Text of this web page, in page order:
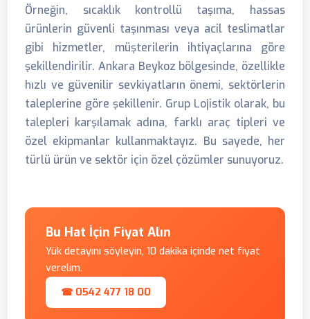
Örneğin, sıcaklık kontrollü taşıma, hassas
ürünlerin güvenli taşınması veya acil teslimatlar
gibi hizmetler, müşterilerin ihtiyaçlarına göre
şekillendirilir. Ankara Beykoz bölgesinde, özellikle
hızlı ve güvenilir sevkiyatların önemi, sektörlerin
taleplerine göre şekillenir. Grup Lojistik olarak, bu
talepleri karşılamak adına, farklı araç tipleri ve
özel ekipmanlar kullanmaktayız. Bu sayede, her
türlü ürün ve sektör için özel çözümler sunuyoruz.
Bu Hat İçin Fiyat Alın
Yük detayını söyleyin, 10 dakika içinde net fiyat
verelim.
☎ 0542 477 18 00